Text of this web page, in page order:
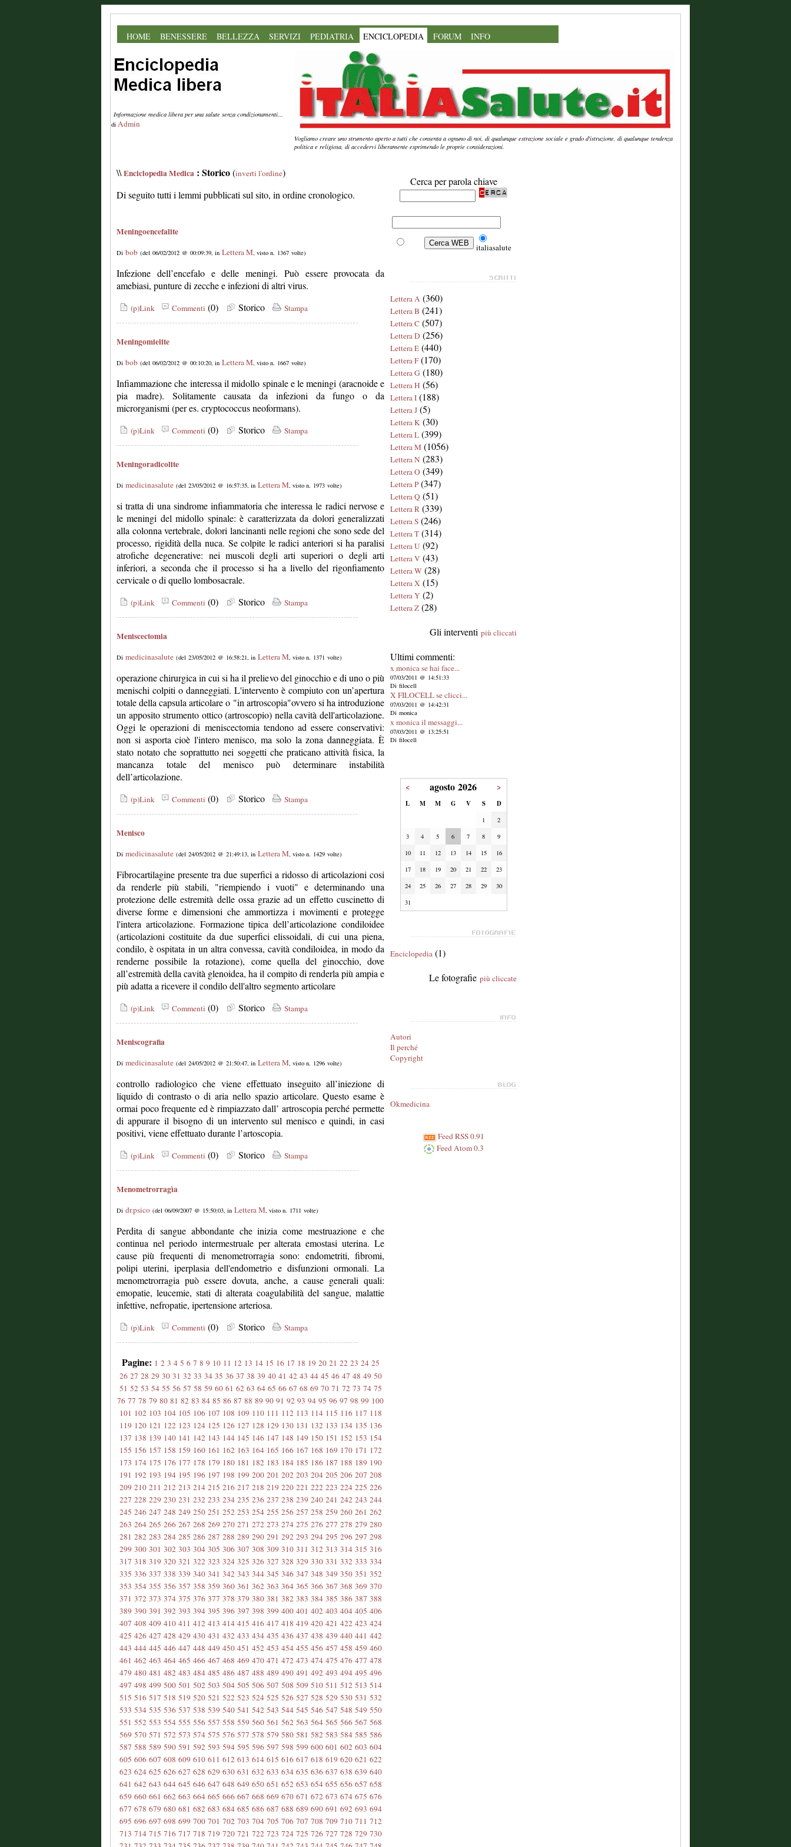
HOME BENESSERE BELLEZZA SERVIZI PEDIATRIA ENCICLOPEDIA FORUM INFO
Informazione medica libera per una salute senza condizionamenti...
di Admin
Vogliamo creare uno strumento aperto a tutti che consenta a ognuno di noi, di qualunque estrazione sociale e grado d'istruzione, di qualunque tendenza
politica e religiosa, di accedervi liberamente esprimendo le proprie considerazioni.
\\Enciclopedia Medica : Storico(inverti l'ordine)
Di seguito tutti i lemmi pubblicati sul sito, in ordine cronologico.
Meningoencefalite
Di bob (del 06/02/2012 @ 00:09:39, in Lettera M, visto n. 1367 volte)
Infezione dell’encefalo e delle meningi. Può essere provocata da
amebiasi, punture di zecche e infezioni di altri virus.
(p)Link Commenti (0) Storico Stampa
Meningomielite
Di bob (del 06/02/2012 @ 00:10:20, in Lettera M, visto n. 1667 volte)
Infiammazione che interessa il midollo spinale e le meningi (aracnoide e
pia madre). Solitamente causata da infezioni da fungo o da
microrganismi (per es. cryptococcus neoformans).
(p)Link Commenti (0) Storico Stampa
Meningoradicolite
Di medicinasalute (del 23/05/2012 @ 16:57:35, in Lettera M, visto n. 1973 volte)
si tratta di una sindrome infiammatoria che interessa le radici nervose e
le meningi del midollo spinale: è caratterizzata da dolori generalizzati
alla colonna vertebrale, dolori lancinanti nelle regioni che sono sede del
processo, rigidità della nuca. Se colpite le radici anteriori si ha paralisi
atrofiche degenerative: nei muscoli degli arti superiori o degli arti
inferiori, a seconda che il processo si ha a livello del rigonfiamento
cervicale o di quello lombosacrale.
(p)Link Commenti (0) Storico Stampa
Meniscectomia
Di medicinasalute (del 23/05/2012 @ 16:58:21, in Lettera M, visto n. 1371 volte)
operazione chirurgica in cui si ha il prelievo del ginocchio e di uno o più
menischi colpiti o danneggiati. L'intervento è compiuto con un’apertura
totale della capsula articolare o "in artroscopia"ovvero si ha introduzione
un apposito strumento ottico (artroscopio) nella cavità dell'articolazione.
Oggi le operazioni di meniscectomia tendono ad essere conservativi:
non si asporta cioè l'intero menisco, ma solo la zona danneggiata. È
stato notato che soprattutto nei soggetti che praticano attività fisica, la
mancanza totale del menisco può determinare instabilità
dell’articolazione.
(p)Link Commenti (0) Storico Stampa
Menisco
Di medicinasalute (del 24/05/2012 @ 21:49:13, in Lettera M, visto n. 1429 volte)
Fibrocartilagine presente tra due superfici a ridosso di articolazioni cosi
da renderle più stabili, "riempiendo i vuoti" e determinando una
protezione delle estremità delle ossa grazie ad un effetto cuscinetto di
diverse forme e dimensioni che ammortizza i movimenti e protegge
l'intera articolazione. Formazione tipica dell’articolazione condiloidee
(articolazioni costituite da due superfici elissoidali, di cui una piena,
condilo, è ospitata in un altra convessa, cavità condiloidea, in modo da
renderne possibile la rotazione), come quella del ginocchio, dove
all’estremità della cavità glenoidea, ha il compito di renderla più ampia e
più adatta a ricevere il condilo dell'altro segmento articolare
(p)Link Commenti (0) Storico Stampa
Meniscografia
Di medicinasalute (del 24/05/2012 @ 21:50:47, in Lettera M, visto n. 1296 volte)
controllo radiologico che viene effettuato inseguito all’iniezione di
liquido di contrasto o di aria nello spazio articolare. Questo esame è
ormai poco frequente ed è rimpiazzato dall’ artroscopia perché permette
di appurare il bisogno di un intervento sul menisco e quindi, in casi
positivi, viene effettuato durante l’artoscopia.
(p)Link Commenti (0) Storico Stampa
Menometrorragìa
Di dr.psico (del 06/09/2007 @ 15:50:03, in Lettera M, visto n. 1711 volte)
Perdita di sangue abbondante che inizia come mestruazione e che
continua nel periodo intermestruale per alterata emostasi uterina. Le
cause più frequenti di menometrorragia sono: endometriti, fibromi,
polipi uterini, iperplasia dell'endometrio e disfunzioni ormonali. La
menometrorragia può essere dovuta, anche, a cause generali quali:
emopatie, leucemie, stati di alterata coagulabilità del sangue, malattie
infettive, nefropatie, ipertensione arteriosa.
(p)Link Commenti (0) Storico Stampa
Pagine: 1 2 3 4 5 6 7 8 9 10 11 12 13 14 15 16 17 18 19 20 21 22 23 24 25
26 27 28 29 30 31 32 33 34 35 36 37 38 39 40 41 42 43 44 45 46 47 48 49 50
51 52 53 54 55 56 57 58 59 60 61 62 63 64 65 66 67 68 69 70 71 72 73 74 75
76 77 78 79 80 81 82 83 84 85 86 87 88 89 90 91 92 93 94 95 96 97 98 99 100
101 102 103 104 105 106 107 108 109 110 111 112 113 114 115 116 117 118
119 120 121 122 123 124 125 126 127 128 129 130 131 132 133 134 135 136
137 138 139 140 141 142 143 144 145 146 147 148 149 150 151 152 153 154
155 156 157 158 159 160 161 162 163 164 165 166 167 168 169 170 171 172
173 174 175 176 177 178 179 180 181 182 183 184 185 186 187 188 189 190
191 192 193 194 195 196 197 198 199 200 201 202 203 204 205 206 207 208
209 210 211 212 213 214 215 216 217 218 219 220 221 222 223 224 225 226
227 228 229 230 231 232 233 234 235 236 237 238 239 240 241 242 243 244
245 246 247 248 249 250 251 252 253 254 255 256 257 258 259 260 261 262
263 264 265 266 267 268 269 270 271 272 273 274 275 276 277 278 279 280
281 282 283 284 285 286 287 288 289 290 291 292 293 294 295 296 297 298
299 300 301 302 303 304 305 306 307 308 309 310 311 312 313 314 315 316
317 318 319 320 321 322 323 324 325 326 327 328 329 330 331 332 333 334
335 336 337 338 339 340 341 342 343 344 345 346 347 348 349 350 351 352
353 354 355 356 357 358 359 360 361 362 363 364 365 366 367 368 369 370
371 372 373 374 375 376 377 378 379 380 381 382 383 384 385 386 387 388
389 390 391 392 393 394 395 396 397 398 399 400 401 402 403 404 405 406
407 408 409 410 411 412 413 414 415 416 417 418 419 420 421 422 423 424
425 426 427 428 429 430 431 432 433 434 435 436 437 438 439 440 441 442
443 444 445 446 447 448 449 450 451 452 453 454 455 456 457 458 459 460
461 462 463 464 465 466 467 468 469 470 471 472 473 474 475 476 477 478
479 480 481 482 483 484 485 486 487 488 489 490 491 492 493 494 495 496
497 498 499 500 501 502 503 504 505 506 507 508 509 510 511 512 513 514
515 516 517 518 519 520 521 522 523 524 525 526 527 528 529 530 531 532
533 534 535 536 537 538 539 540 541 542 543 544 545 546 547 548 549 550
551 552 553 554 555 556 557 558 559 560 561 562 563 564 565 566 567 568
569 570 571 572 573 574 575 576 577 578 579 580 581 582 583 584 585 586
587 588 589 590 591 592 593 594 595 596 597 598 599 600 601 602 603 604
605 606 607 608 609 610 611 612 613 614 615 616 617 618 619 620 621 622
623 624 625 626 627 628 629 630 631 632 633 634 635 636 637 638 639 640
641 642 643 644 645 646 647 648 649 650 651 652 653 654 655 656 657 658
659 660 661 662 663 664 665 666 667 668 669 670 671 672 673 674 675 676
677 678 679 680 681 682 683 684 685 686 687 688 689 690 691 692 693 694
695 696 697 698 699 700 701 702 703 704 705 706 707 708 709 710 711 712
713 714 715 716 717 718 719 720 721 722 723 724 725 726 727 728 729 730
Cerca per parola chiave
italiasalute
Lettera A (360)
Lettera B (241)
Lettera C (507)
Lettera D (256)
Lettera E (440)
Lettera F(170)
Lettera G (180)
Lettera H (56)
Lettera I (188)
Lettera J (5)
Lettera K (30)
Lettera L (399)
Lettera M (1056)
Lettera N (283)
Lettera O (349)
Lettera P(347)
Lettera Q (51)
Lettera R (339)
Lettera S (246)
Lettera T (314)
Lettera U (92)
Lettera V (43)
Lettera W (28)
Lettera X (15)
Lettera Y (2)
Lettera Z (28)
Gli interventi più cliccati
Ultimi commenti:
x monica se hai face...
07/03/2011 @ 14:51:33
Di filocell
X FILOCELL se clicci...
07/03/2011 @ 14:42:31
Di monica
x monica il messaggi...
07/03/2011 @ 13:25:51
Di filocell
< agosto 2026 >
L M M G V S D
1
2
3
4 5 6 7 8
9
10
11 12 13 14 15
16
17
18 19 20 21 22
23
24
25 26 27 28 29
30
31
Enciclopedia (1)
Le fotografie più cliccate
Autori
Il perché
Copyright
Okmedicina
Feed RSS 0.91
Feed Atom 0.3